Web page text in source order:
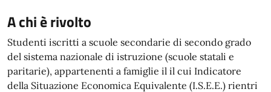
A chi è rivolto
Studenti iscritti a scuole secondarie di secondo grado
del sistema nazionale di istruzione (scuole statali e
paritarie), appartenenti a famiglie il il cui Indicatore
della Situazione Economica Equivalente (I.S.E.E.) rientri